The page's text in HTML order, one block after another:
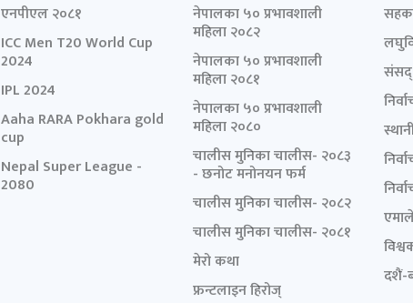
एनपीएल २०८१
ICC Men T20 World Cup
2024
IPL 2024
Aaha RARA Pokhara gold
cup
Nepal Super League -
2080
नेपालका ५० प्रभावशाली
महिला २०८२
नेपालका ५० प्रभावशाली
महिला २०८१
नेपालका ५० प्रभावशाली
महिला २०८०
चालीस मुनिका चालीस- २०८३
- छनोट मनोनयन फर्म
चालीस मुनिका चालीस- २०८२
चालीस मुनिका चालीस- २०८१
मेरो कथा
फ्रन्टलाइन हिरोज्
संसद्
दशैं-